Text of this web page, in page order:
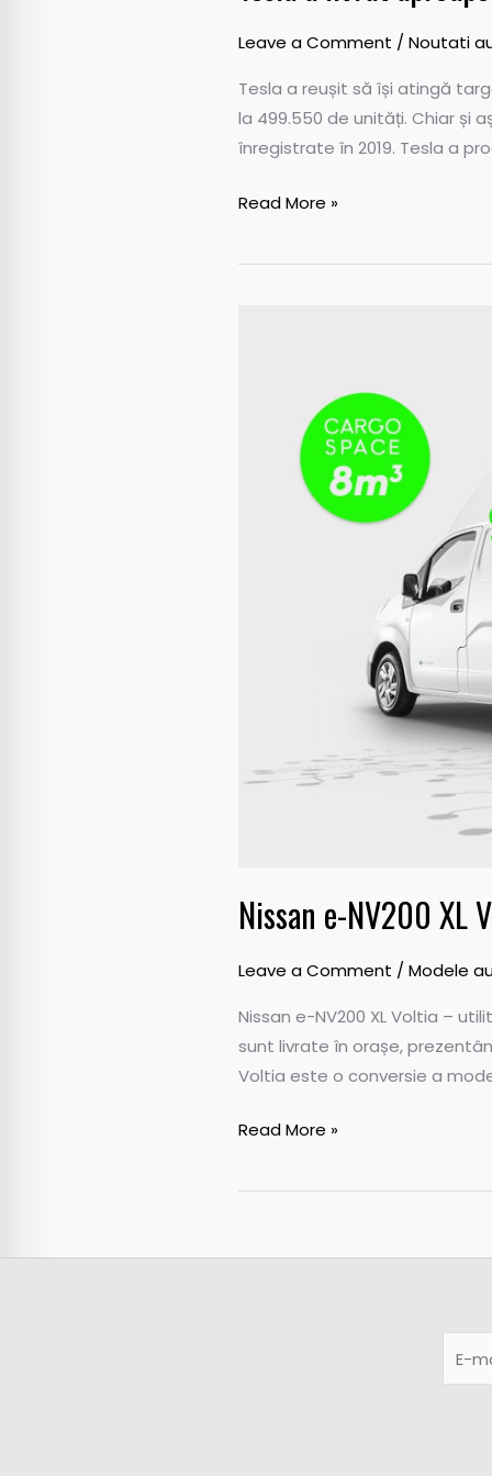
Leave a Comment / Noutati
Tesla a reușit să își atingă
la 499.550 de unități. Chiar și
înregistrate în 2019. Tesla a
Read More »
Nissan e-NV200
Leave a Comment /Modele
Nissan e-NV200 XL Voltia –
sunt livrate în orașe,
Voltia este o conversie a
Read More »